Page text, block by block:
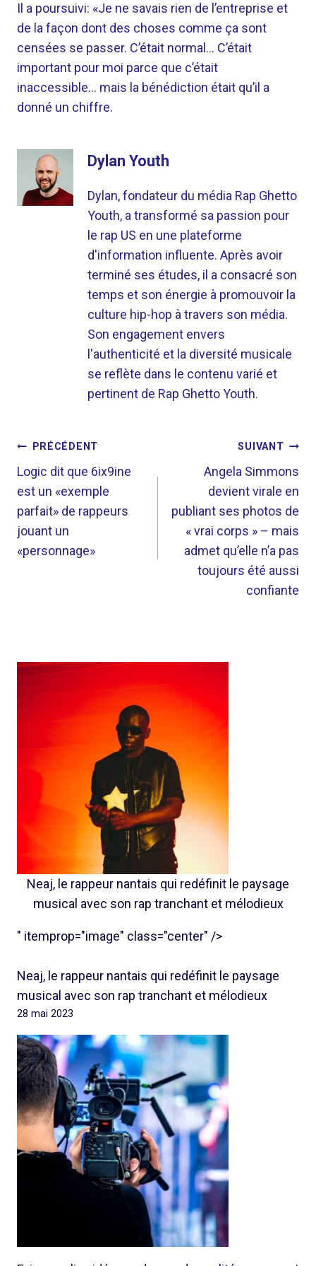
Il a poursuivi: «Je ne savais rien de l’entreprise et
de la façon dont des choses comme ça sont
censées se passer. C’était normal… C’était
important pour moi parce que c’était
inaccessible… mais la bénédiction était qu’il a
donné un chiffre.
Dylan Youth
Dylan, fondateur du média Rap Ghetto
Youth, a transformé sa passion pour
le rap US en une plateforme
d'information influente. Après avoir
terminé ses études, il a consacré son
temps et son énergie à promouvoir la
culture hip-hop à travers son média.
Son engagement envers
l'authenticité et la diversité musicale
se reflète dans le contenu varié et
pertinent de Rap Ghetto Youth.
NAVIGATION
DE
L’ARTICLE
PRÉCÉDENT
Logic dit que 6ix9ine
est un «exemple
parfait» de rappeurs
jouant un
«personnage»
SUIVANT
Angela Simmons
devient virale en
publiant ses photos de
« vrai corps » – mais
admet qu’elle n’a pas
toujours été aussi
confiante
Neaj, le rappeur nantais qui redéfinit le paysage
musical avec son rap tranchant et mélodieux
" itemprop="image" class="center" />
Neaj, le rappeur nantais qui redéfinit le paysage
musical avec son rap tranchant et mélodieux
28 mai 2023